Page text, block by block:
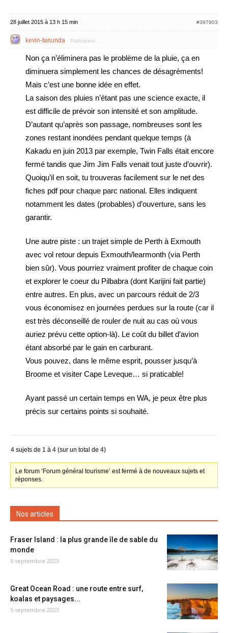
28 juillet 2015 à 13 h 15 min #397903
kevin-tanunda Participant
Non ça n’éliminera pas le problème de la pluie, ça en
diminuera simplement les chances de désagréments!
Mais c’est une bonne idée en effet.
La saison des pluies n’étant pas une science exacte, il
est difficile de prévoir son intensité et son amplitude.
D’autant qu’après son passage, nombreuses sont les
zones restant inondées pendant quelque temps (à
Kakadu en juin 2013 par exemple, Twin Falls était encore
fermé tandis que Jim Jim Falls venait tout juste d’ouvrir).
Quoiqu’il en soit, tu trouveras facilement sur le net des
fiches pdf pour chaque parc national. Elles indiquent
notamment les dates (probables) d’ouverture, sans les
garantir.
Une autre piste : un trajet simple de Perth à Exmouth
avec vol retour depuis Exmouth/learmonth (via Perth
bien sûr). Vous pourriez vraiment profiter de chaque coin
et explorer le coeur du Pilbabra (dont Karijini fait partie)
entre autres. En plus, avec un parcours réduit de 2/3
vous économisez en journées perdues sur la route (car il
est très déconseillé de rouler de nuit au cas où vous
auriez prévu cette option-là). Le coût du billet d’avion
étant absorbé par le gain en carburant.
Vous pouvez, dans le même esprit, pousser jusqu’à
Broome et visiter Cape Leveque… si praticable!
Ayant passé un certain temps en WA, je peux être plus
précis sur certains points si souhaité.
4 sujets de 1 à 4 (sur un total de 4)
Le forum ‘Forum général tourisme’ est fermé à de nouveaux sujets et
réponses.
Nos articles
Fraser Island : la plus grande île de sable du
monde
5 septembre 2023
Great Ocean Road : une route entre surf,
koalas et paysages...
5 septembre 2023